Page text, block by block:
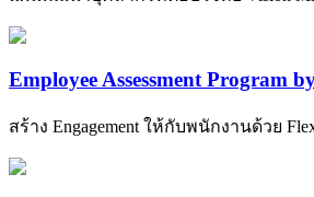
Employee Assessment Program
สร้าง Engagement ให้กับพนักงานด้วย